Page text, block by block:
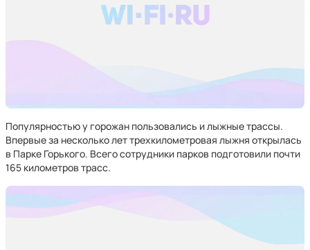
Популярностью у горожан пользовались и лыжные трассы.
Впервые за несколько лет трехкилометровая лыжня открылась
в Парке Горького. Всего сотрудники парков подготовили почти
165 километров трасс.